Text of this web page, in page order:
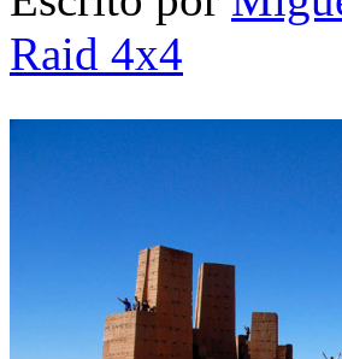
Raid 4x4